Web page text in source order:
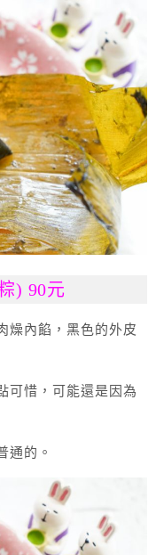
) 90元
燥內餡，黑色的外皮
可惜，可能還是因為
通的。